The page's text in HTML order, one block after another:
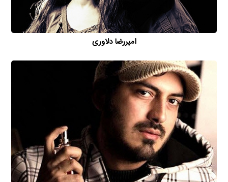
امیررضا دلاوری